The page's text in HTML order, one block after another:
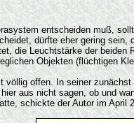
entscheiden muß,
dürfte eher gering
die Leuchtstärke der beiden
Objekten (flüchtigen
offen. In seiner zunächst
aus nicht sagen, ob und
schickte der Autor im April